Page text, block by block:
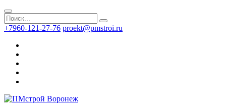
+7960-121-27-76 proekt@pmstroi.ru